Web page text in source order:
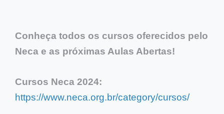
Conheça todos os cursos oferecidos pelo
Neca e as próximas Aulas Abertas!
Cursos Neca 2024:
https://www.neca.org.br/category/cursos/